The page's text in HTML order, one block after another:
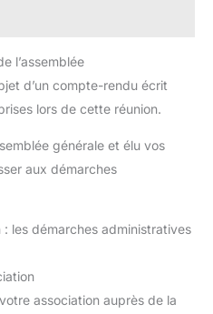
l’assemblée
d’un compte-rendu écrit
lors de cette réunion.
générale et élu vos
aux démarches
les démarches administratives
association auprès de la